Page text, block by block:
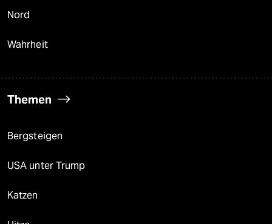
Nord
Wahrheit
Themen
Bergsteigen
USA unter Trump
Katzen